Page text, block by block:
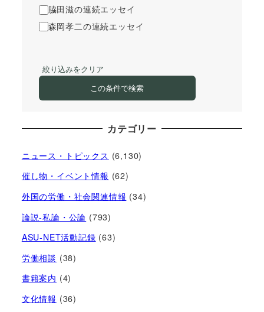
脇田滋の連続エッセイ
森岡孝二の連続エッセイ
絞り込みをクリア
この条件で検索
カテゴリー
ニュース・トピックス (6,130)
催し物・イベント情報 (62)
外国の労働・社会関連情報 (34)
論説-私論・公論 (793)
ASU-NET活動記録 (63)
労働相談 (38)
書籍案内 (4)
文化情報 (36)